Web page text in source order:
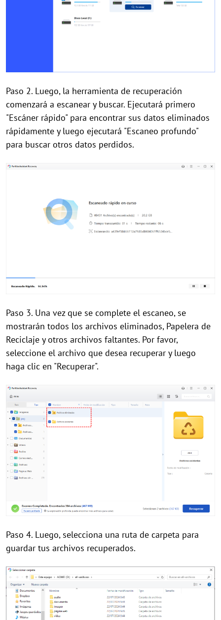
Paso 2. Luego, la herramienta de recuperación
comenzará a escanear y buscar. Ejecutará primero
"Escáner rápido" para encontrar sus datos eliminados
rápidamente y luego ejecutará "Escaneo profundo"
para buscar otros datos perdidos.
Paso 3. Una vez que se complete el escaneo, se
mostrarán todos los archivos eliminados, Papelera de
Reciclaje y otros archivos faltantes. Por favor,
seleccione el archivo que desea recuperar y luego
haga clic en "Recuperar".
Paso 4. Luego, selecciona una ruta de carpeta para
guardar tus archivos recuperados.